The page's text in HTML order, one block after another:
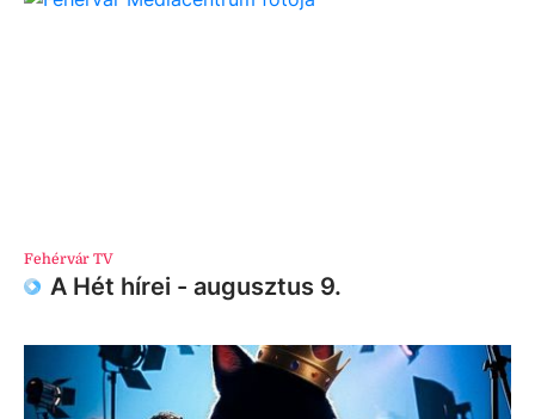
Fehérvár TV
A Hét hírei - augusztus 9.